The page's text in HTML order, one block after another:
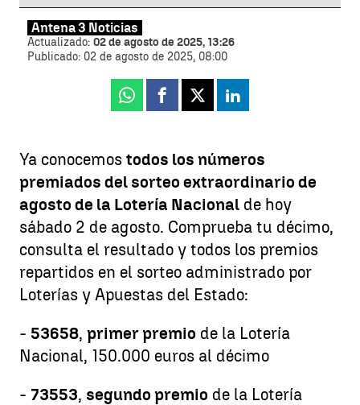
Antena 3 Noticias
Actualizado: 02 de agosto de 2025, 13:26
Publicado: 02 de agosto de 2025, 08:00
Whatsapp
Facebook
X Linkedin
Ya conocemos todos los números
premiados del sorteo extraordinario de
agosto de la Lotería Nacional de hoy
sábado 2 de agosto. Comprueba tu décimo,
consulta el resultado y todos los premios
repartidos en el sorteo administrado por
Loterías y Apuestas del Estado:
- 53658, primer premio de la Lotería
Nacional, 150.000 euros al décimo
- 73553, segundo premio de la Lotería